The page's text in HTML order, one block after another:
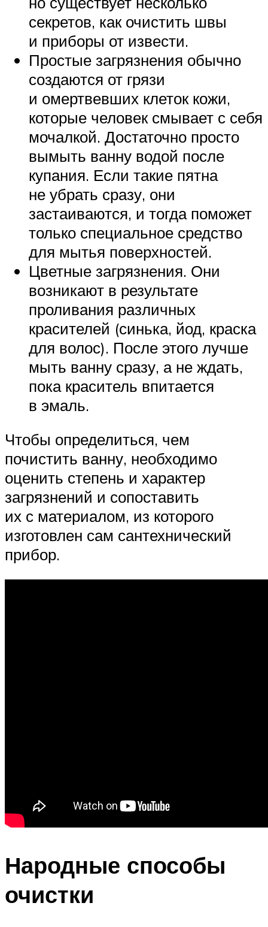
секретов, как очистить швы
и приборы от извести.
Простые загрязнения обычно
создаются от грязи
и омертвевших клеток кожи,
которые человек смывает с себя
мочалкой. Достаточно просто
вымыть ванну водой после
купания. Если такие пятна
не убрать сразу, они
застаиваются, и тогда поможет
только специальное средство
для мытья поверхностей.
Цветные загрязнения. Они
возникают в результате
проливания различных
красителей (синька, йод, краска
для волос). После этого лучше
мыть ванну сразу, а не ждать,
пока краситель впитается
в эмаль.
Чтобы определиться, чем
почистить ванну, необходимо
оценить степень и характер
загрязнений и сопоставить
их с материалом, из которого
изготовлен сам сантехнический
прибор.
Народные способы
очистки